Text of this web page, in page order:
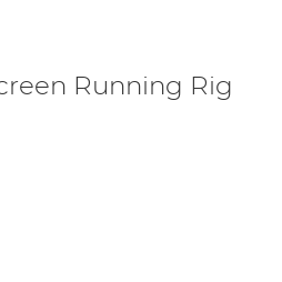
Running Rig